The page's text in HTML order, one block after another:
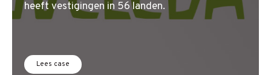
heeft vestigingen in 56 landen.
Lees case